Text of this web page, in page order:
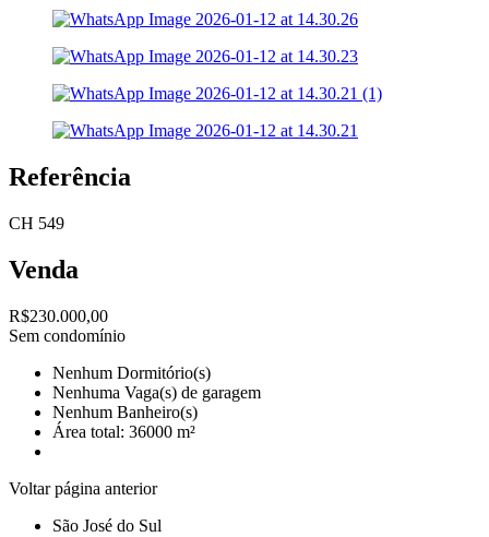
Referência
CH 549
Venda
R$230.000,00
Sem condomínio
Nenhum Dormitório(s)
Nenhuma Vaga(s) de garagem
Nenhum Banheiro(s)
Área total: 36000 m²
Voltar página anterior
São José do Sul